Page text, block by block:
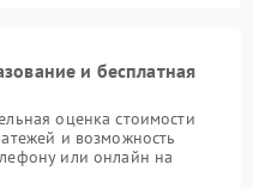
и бесплатная
оценка стоимости
и возможность
или онлайн на